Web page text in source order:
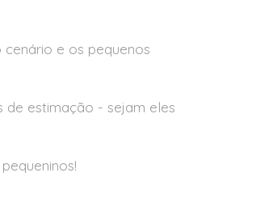
e os pequenos
de estimação - sejam eles